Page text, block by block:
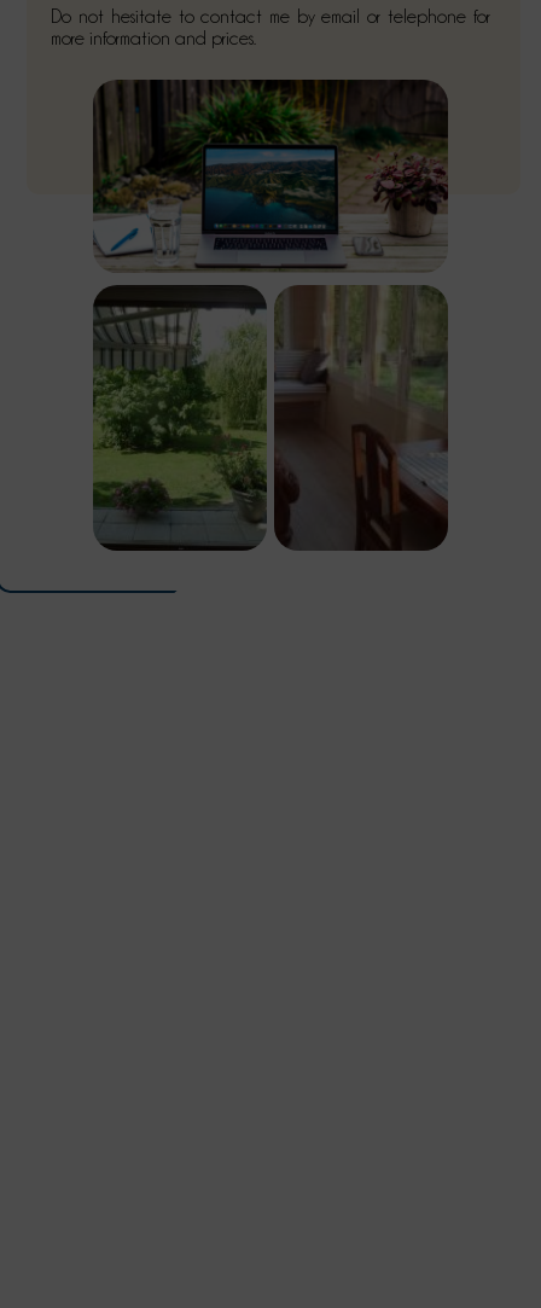
Do not hesitate to contact me by email or telephone for
more information and prices.